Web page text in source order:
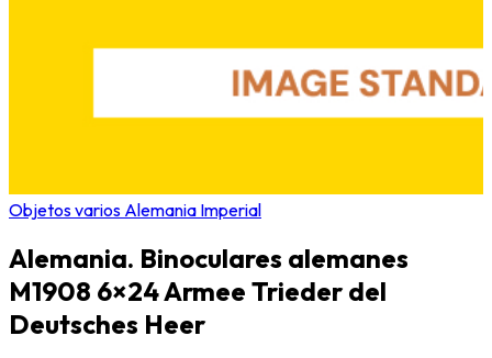
Objetos varios Alemania Imperial
Alemania. Binoculares alemanes
M1908 6×24 Armee Trieder del
Deutsches Heer